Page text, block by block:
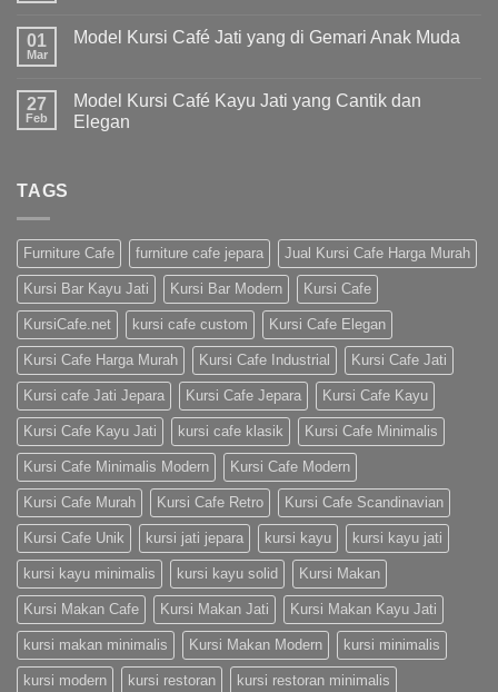
01
Mar
Model Kursi Café Jati yang di Gemari Anak Muda
27
Feb
Model Kursi Café Kayu Jati yang Cantik dan
Elegan
TAGS
Furniture Cafe furniture cafe jepara Jual Kursi Cafe Harga Murah
Kursi Bar Kayu Jati Kursi Bar Modern Kursi Cafe
KursiCafe.net kursi cafe custom Kursi Cafe Elegan
Kursi Cafe Harga Murah Kursi Cafe Industrial Kursi Cafe Jati
Kursi cafe Jati Jepara Kursi Cafe Jepara Kursi Cafe Kayu
Kursi Cafe Kayu Jati kursi cafe klasik Kursi Cafe Minimalis
Kursi Cafe Minimalis Modern Kursi Cafe Modern
Kursi Cafe Murah Kursi Cafe Retro Kursi Cafe Scandinavian
Kursi Cafe Unik kursi jati jepara kursi kayu kursi kayu jati
kursi kayu minimalis kursi kayu solid Kursi Makan
Kursi Makan Cafe Kursi Makan Jati Kursi Makan Kayu Jati
kursi makan minimalis Kursi Makan Modern kursi minimalis
kursi modern kursi restoran kursi restoran minimalis